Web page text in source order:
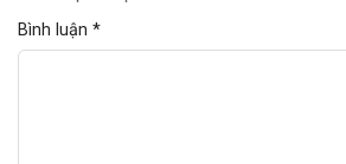
Bình luận *